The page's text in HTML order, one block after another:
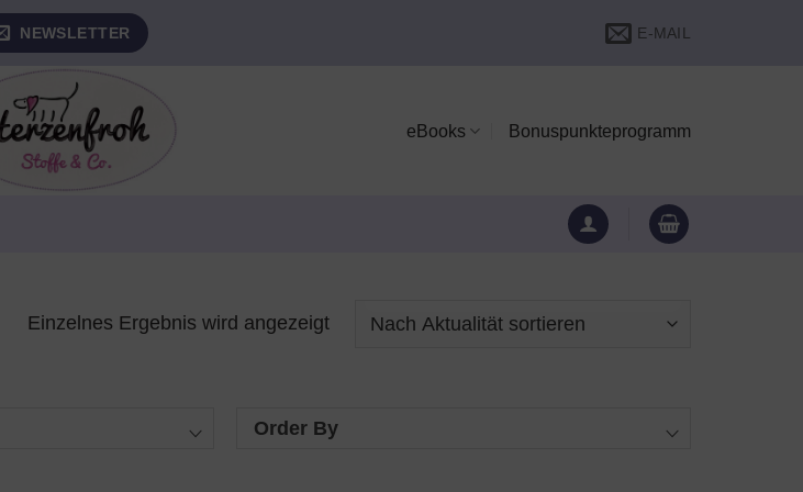
NEWSLETTER E-MAIL
eBooks Bonuspunkteprogramm
Einzelnes Ergebnis wird angezeigt
Order By